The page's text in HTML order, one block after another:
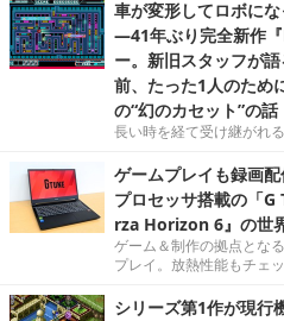
車が変形してロボに
―41年ぶり完全新作『
ー。新旧スタッフが
前、たった1人のため
の“幻のカセット”の話
長い時を経て受け継がれ
ゲームプレイも録画
プロセッサ搭載の「
rza Horizon 6』の世
ゲーム＆制作の拠点とな
プレイ。放熱性能もチェ
シリーズ第1作が現行